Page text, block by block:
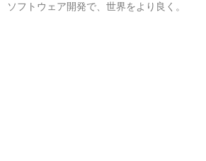
ソフトウェア開発で、世界をより良く。